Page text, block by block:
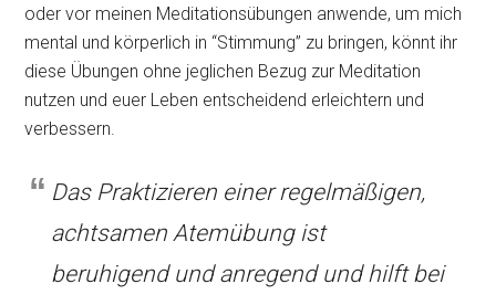
oder vor meinen Meditationsübungen anwende, um mich
mental und körperlich in “Stimmung” zu bringen, könnt ihr
diese Übungen ohne jeglichen Bezug zur Meditation
nutzen und euer Leben entscheidend erleichtern und
verbessern.
Das Praktizieren einer regelmäßigen,
achtsamen Atemübung ist
beruhigend und anregend und hilft bei